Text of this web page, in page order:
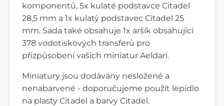
komponentů, 5x kulaté podstavce Citadel
28,5 mm a 1x kulatý podstavec Citadel 25
mm. Sada také obsahuje 1x aršík obsahující
378 vodotiskových transferů pro
přizpůsobení vašich miniatur Aeldari.
Miniatury jsou dodávány nesložené a
nenabarvené - doporučujeme použít lepidlo
na plasty Citadel a barvy Citadel.